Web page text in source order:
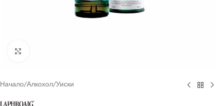
Начало/Алкохол/Уиски